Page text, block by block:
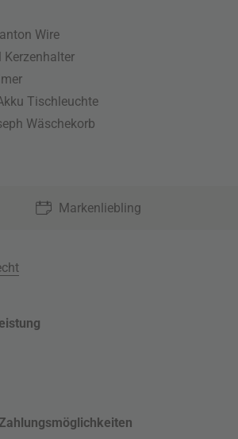
Wire
Tischleuchte
Wäschekorb
Markenliebling